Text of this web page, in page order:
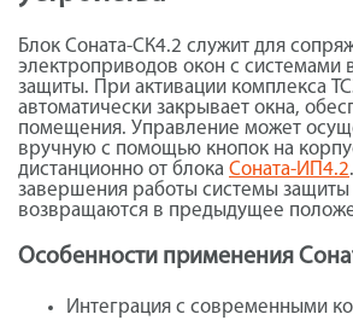
Блок Соната-СК4.2 служит для
электроприводов окон с системами
защиты. При активации комплекса
автоматически закрывает окна,
помещения. Управление может
вручную с помощью кнопок на
дистанционно от блока Соната-ИП4.2
завершения работы системы защиты
возвращаются в предыдущее
Особенности применения
Интеграция с современными